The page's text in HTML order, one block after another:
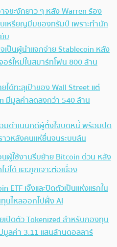
จชะงักยาว ๆ หลัง Warren ร้อง
เหรียญมีมของทรัมป์ เพราะทำนัก
บ
เป็นผู้นำแจกจ่าย Stablecoin หลัง
อร์ใหม่ในสมาร์ทโฟน 800 ล้าน
ได้ทะลุเป้าของ Wall Street แต่
มีมูลค่าลดลงกว่า 540 ล้าน
มดำเนินคดีผู้ตั้งใจบิดหนี้ พร้อมปิด
วหลังคนแห่ยื่นจนระบบล้น
นผู้ใช้งานรีบย้าย Bitcoin ด่วน หลัง
ได้ และถูกเจาะต่อเนื่อง
ETF เจ๊งและปิดตัวเป็นแห่งแรกใน
นไหลออกไปฝั่ง AI
เปิดตัว Tokenized สำหรับกองทุน
มูลค่า 3.11 แสนล้านดอลลาร์